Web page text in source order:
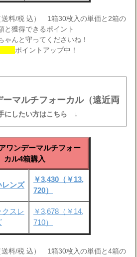
料/税 込） 1箱30枚入の単価と2箱の
と獲得できるポイント
ゃんと守ってくださいね！
ポイントアップ中！
ーマルチフォーカル（遠近両
にしたい方はこちら ↓
ワンデーマルチフォー
カル4箱購入
レンズ
￥3,430（￥13,
720）
クスレ
￥3,678（￥14,
710）
料/税 込） 1箱30枚入の単価と4箱の